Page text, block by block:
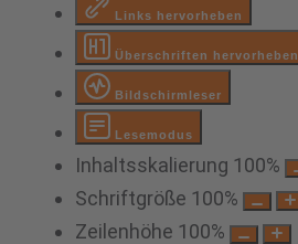
Links hervorheben
Überschriften hervorheben
Bildschirmleser
Lesemodus
Inhaltsskalierung 100%
Schriftgröße 100%
Zeilenhöhe 100%